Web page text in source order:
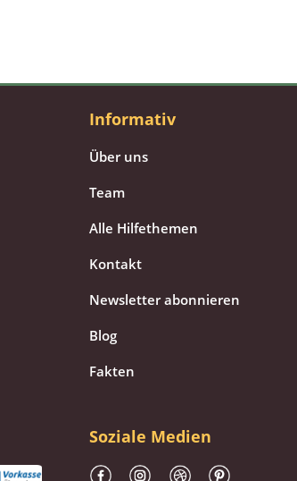
Informativ
Über uns
Team
Alle Hilfethemen
Kontakt
Newsletter abonnieren
Blog
Fakten
Soziale Medien